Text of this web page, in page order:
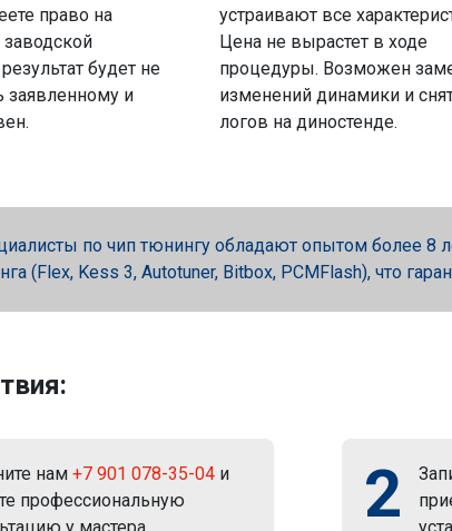
право на
заводской
будет не
заявленному и
устраивают все
Цена не вырастет в ходе
процедуры. Возможен
изменений динамики и
логов на диностенде.
по чип тюнингу обладают опытом более 8
(Flex, Kess 3, Autotuner, Bitbox, PCMFlash), что
нам +7 901 078-35-04 и
профессиональную
2